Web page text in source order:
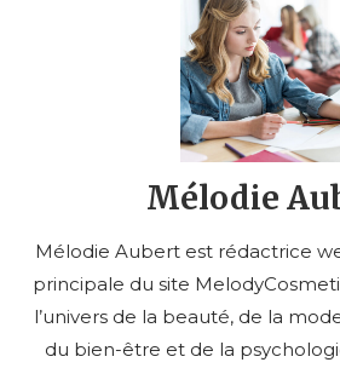
Mélodie
Mélodie Aubert est rédactrice
principale du site
l’univers de la beauté, de la
du bien-être et de la